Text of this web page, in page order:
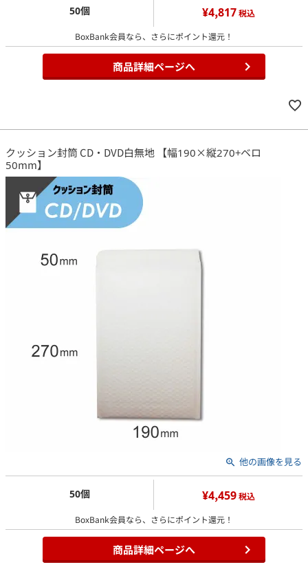
50個 ¥4,817 税込
BoxBank会員なら、さらにポイント還元！
商品詳細ページへ
クッション封筒 CD・DVD白無地 【幅190×縦270+ベロ
50mm】
他の画像を見る
50個 ¥4,459 税込
BoxBank会員なら、さらにポイント還元！
商品詳細ページへ